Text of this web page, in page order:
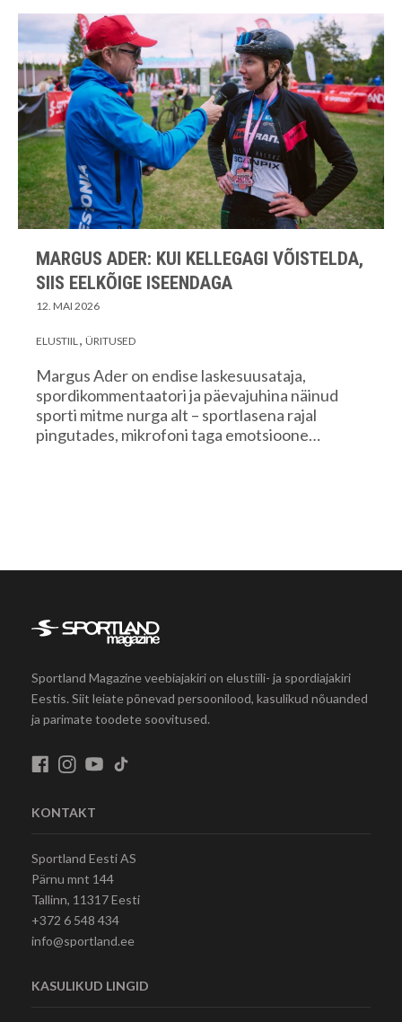
MARGUS ADER: KUI KELLEGAGI VÕISTELDA,
SIIS EELKÕIGE ISEENDAGA
12. MAI 2026
ELUSTIIL ÜRITUSED
Margus Ader on endise laskesuusataja,
spordikommentaatori ja päevajuhina näinud
sporti mitme nurga alt – sportlasena rajal
pingutades, mikrofoni taga emotsioone…
Sportland Magazine veebiajakiri on elustiili- ja spordiajakiri
Eestis. Siit leiate põnevad persoonilood, kasulikud nõuanded
ja parimate toodete soovitused.
KONTAKT
Sportland Eesti AS
Pärnu mnt 144
Tallinn, 11317 Eesti
+372 6 548 434
info@sportland.ee
KASULIKUD LINGID